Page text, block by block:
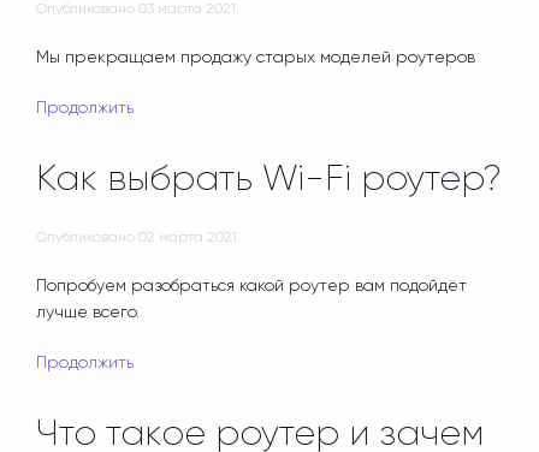
Опубликовано 03 марта 2021 .
Мы прекращаем продажу старых моделей роутеров
Продолжить
Как выбрать Wi-Fi роутер?
Опубликовано 02 марта 2021 .
Попробуем разобраться какой роутер вам подойдёт
лучше всего.
Продолжить
Что такое роутер и зачем